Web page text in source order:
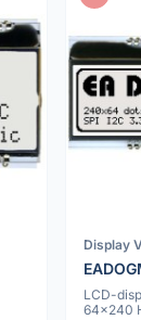
Display
LCD-
64x240